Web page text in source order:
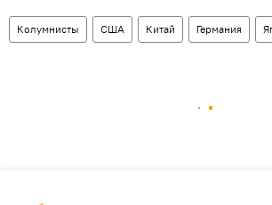
Колумнисты США Китай Германия